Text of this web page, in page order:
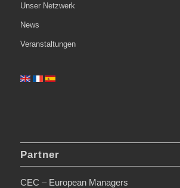
Unser Netzwerk
News
Veranstaltungen
Partner
CEC – European Managers